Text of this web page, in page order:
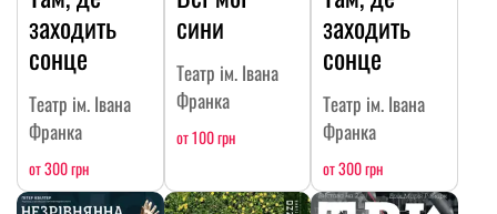
заходить
сонце
Театр ім. Івана
Франка
от 300 грн
сини
Театр ім. Івана
Франка
от 100 грн
заходить
сонце
Театр ім. Івана
Франка
от 300 грн